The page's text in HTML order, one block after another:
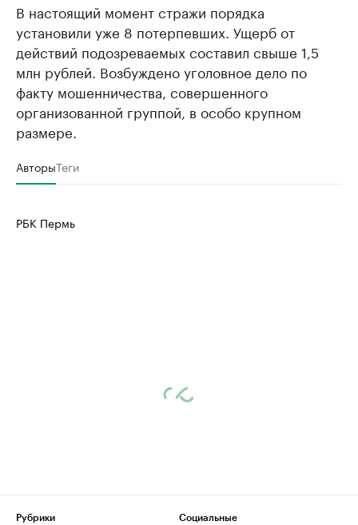
В настоящий момент стражи порядка
установили уже 8 потерпевших. Ущерб от
действий подозреваемых составил свыше 1,5
млн рублей. Возбуждено уголовное дело по
факту мошенничества, совершенного
организованной группой, в особо крупном
размере.
АвторыТеги
РБК Пермь
Рубрики
Социальные